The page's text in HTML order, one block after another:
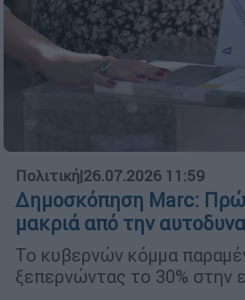
Πολιτική|26.07.2026 11:59
Δημοσκόπηση Marc:
μακριά από την
Το κυβερνών κόμμα
ξεπερνώντας το 30% στην